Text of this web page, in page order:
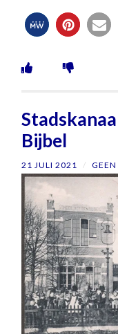
Bijbel
21 JULI 2021 / GEEN